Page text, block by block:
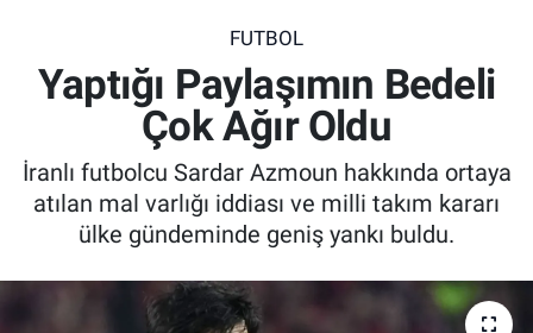
FUTBOL
Yaptığı Paylaşımın Bedeli
Çok Ağır Oldu
İranlı futbolcu Sardar Azmoun hakkında ortaya
atılan mal varlığı iddiası ve milli takım kararı
ülke gündeminde geniş yankı buldu.
KULİS MEYDANI
1461 TRABZON
FUTBOL
ALT LIGLER
Son Dakika Haberleri
Haber Arşivi